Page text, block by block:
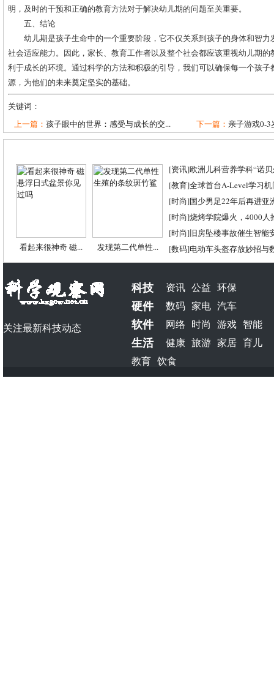
明，及时的干预和正确的教育方法对于解决幼儿期的问题至关重要。
五、结论
幼儿期是孩子生命中的一个重要阶段，它不仅关系到孩子的身体和智
社会适应能力。因此，家长、教育工作者以及整个社会都应该重视幼儿期
利于成长的环境。通过科学的方法和积极的引导，我们可以确保每一个孩
源，为他们的未来奠定坚实的基础。
关键词：
上一篇： 孩子眼中的世界：感受与成长的交... 下一篇： 亲子游戏0-3
看起来很神奇 磁... 发现第二代单性...
[资讯]欧洲儿科营养学科“诺
[教育]全球首台A-Level学习
[时尚]国少男足22年后再进亚
[时尚]烧烤学院爆火，4000人
[时尚]旧房坠楼事故催生智能
[数码]电动车头盔存放妙招与
关注最新科技动态
科技 资讯 公益 环保
硬件 数码 家电 汽车
软件 网络 时尚 游戏 智能
生活 健康 旅游 家居 育儿
教育 饮食